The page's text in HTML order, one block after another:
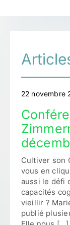
22 novembre
Cultiver son
vous en
aussi le défi
capacités
vieillir ?
publié